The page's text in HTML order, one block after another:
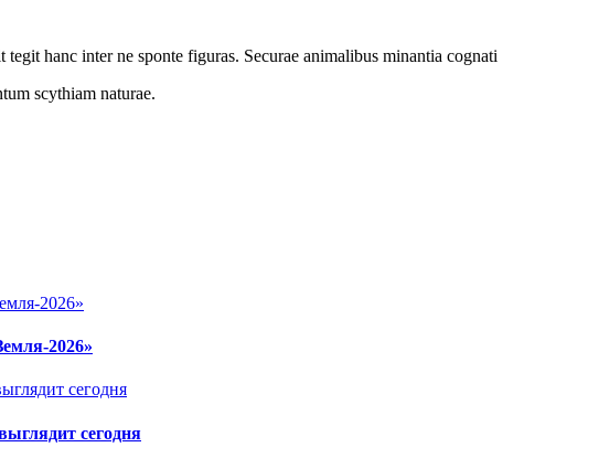
hanc inter ne sponte figuras. Securae animalibus minantia cognati
scythiam naturae.
2026»
сегодня